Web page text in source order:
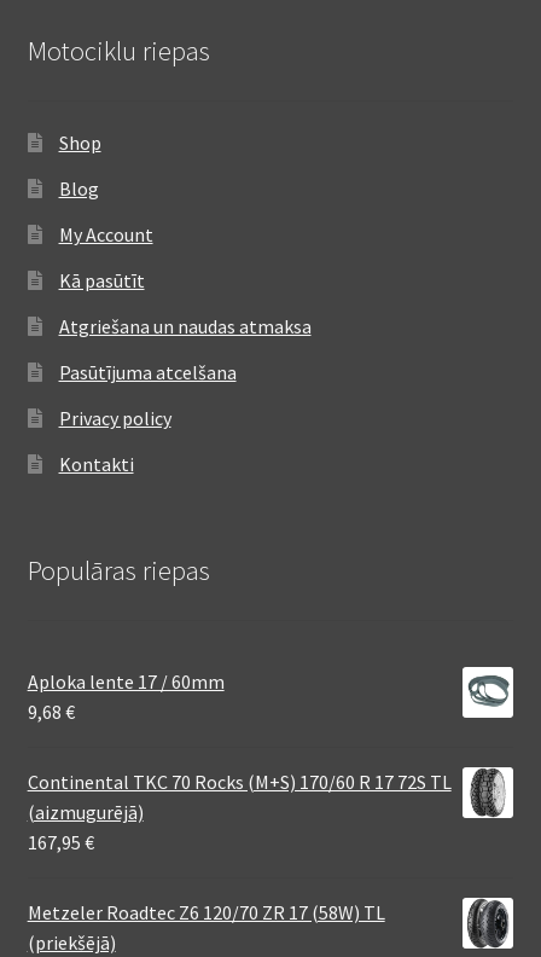
Motociklu riepas
Shop
Blog
My Account
Kā pasūtīt
Atgriešana un naudas atmaksa
Pasūtījuma atcelšana
Privacy policy
Kontakti
Populāras riepas
Aploka lente 17 / 60mm
9,68 €
Continental TKC 70 Rocks (M+S) 170/60 R 17 72S TL
(aizmugurējā)
167,95 €
Metzeler Roadtec Z6 120/70 ZR 17 (58W) TL
(priekšējā)